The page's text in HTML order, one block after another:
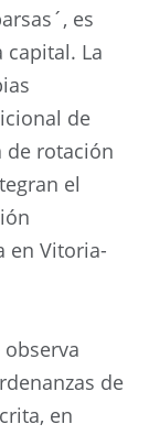
es
La
de
de rotación
el
en Vitoria-
de
en